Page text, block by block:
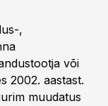
,
või
2002. aastast.
muudatus